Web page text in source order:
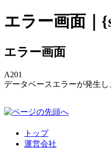
エラー画面｜
エラー画面
A201
データベースエラーが発生し
トップ
運営会社